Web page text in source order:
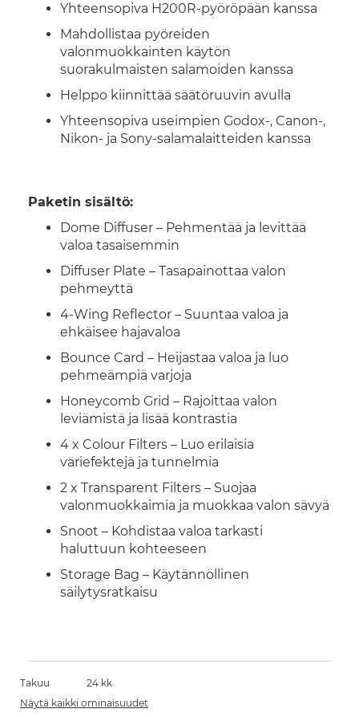
Yhteensopiva H200R-pyöröpään kanssa
Mahdollistaa pyöreiden
valonmuokkainten käytön
suorakulmaisten salamoiden kanssa
Helppo kiinnittää säätöruuvin avulla
Yhteensopiva useimpien Godox-, Canon-,
Nikon- ja Sony-salamalaitteiden kanssa
Paketin sisältö:
Dome Diffuser – Pehmentää ja levittää
valoa tasaisemmin
Diffuser Plate – Tasapainottaa valon
pehmeyttä
4-Wing Reflector – Suuntaa valoa ja
ehkäisee hajavaloa
Bounce Card – Heijastaa valoa ja luo
pehmeämpiä varjoja
Honeycomb Grid – Rajoittaa valon
leviämistä ja lisää kontrastia
4 x Colour Filters – Luo erilaisia
väriefektejä ja tunnelmia
2 x Transparent Filters – Suojaa
valonmuokkaimia ja muokkaa valon sävyä
Snoot – Kohdistaa valoa tarkasti
haluttuun kohteeseen
Storage Bag – Käytännöllinen
säilytysratkaisu
Takuu
24 kk
Näytä kaikki ominaisuudet